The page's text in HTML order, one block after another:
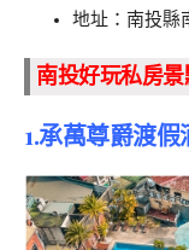
地址：南投縣
南投好玩私房
1.承萬尊爵渡假